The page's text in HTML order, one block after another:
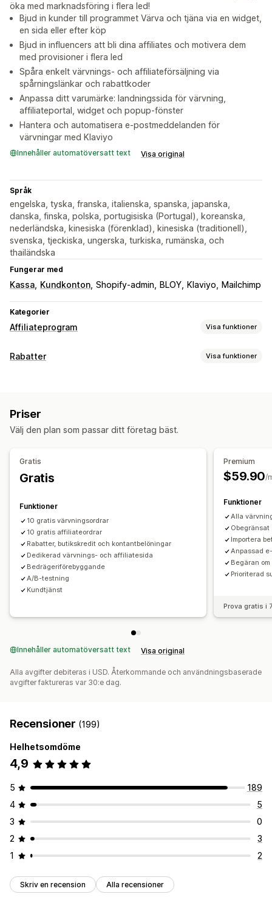
öka med marknadsföring i flera led!
Bjud in kunder till programmet Värva och tjäna via en widget,
en sida eller efter köp
Bjud in influencers att bli dina affiliates och motivera dem
med provisioner i flera led
Spåra enkelt värvnings- och affiliateförsäljning via
spårningslänkar och rabattkoder
Anpassa ditt varumärke: landningssida för värvning,
affiliateportal, widget och popup-fönster
Hantera och automatisera e-postmeddelanden för
värvningar med Klaviyo
Innehåller automatöversatt text Visa original
Språk
engelska, tyska, franska, italienska, spanska, japanska,
danska, finska, polska, portugisiska (Portugal), koreanska,
nederländska, kinesiska (förenklad), kinesiska (traditionell),
svenska, tjeckiska, ungerska, turkiska, rumänska, och
thailändska
Fungerar med
Kassa Kundkonton Shopify-admin BLOY Klaviyo Mailchimp
Kategorier
Affiliateprogram Visa funktioner
Provisionsalternativ
Hänvisningshantering
Automatisk spårning
Produktserielänkar
Produktspårning
Spårning i realtid
Affiliate-upplevelse
Anpassade instrumentpaneler Sidskapande
Anpassad registrering Varumärkesportal
Anpassade länkar och rabatter
Anpassade formulär
Betalningar
Flera valutor
Rabatter Visa funktioner
Volymrabatter
Procentuella rabatter Massrabatter
Prenumerationer
Korsförsäljningsrabatter
Rabatthantering
Anpassad kod Kampanjer
Målinriktning Taggning
API:er och webhooks
Priser
Välj den plan som passar ditt företag bäst.
Gratis
Gratis
Funktioner
10 gratis värvningsordrar
10 gratis affiliateordrar
Rabatter, butikskredit och kontantbelöningar
Dedikerad värvnings- och affiliatesida
Bedrägeriförebyggande
A/B-testning
Kundtjänst
Premium
$59.90/
Funktioner
Alla
Importera
Anpassad
Begäran
Prioriterad
Prova gratis i
Innehåller automatöversatt text Visa original
Alla avgifter debiteras i USD. Återkommande och användningsbaserade
avgifter faktureras var 30:e dag.
Recensioner (199)
Helhetsomdöme
4,9
5
189
4
5
3
0
2
3
1
2
Skriv en recension Alla recensioner